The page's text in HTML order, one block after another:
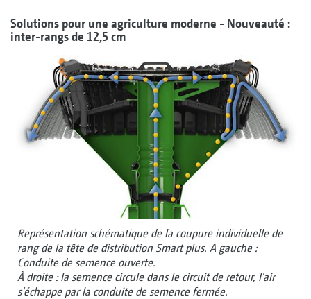
Solutions pour une agriculture moderne - Nouveauté :
inter-rangs de 12,5 cm
Représentation schématique de la coupure individuelle de
rang de la tête de distribution Smart plus. A gauche :
Conduite de semence ouverte.
À droite : la semence circule dans le circuit de retour, l'air
s'échappe par la conduite de semence fermée.